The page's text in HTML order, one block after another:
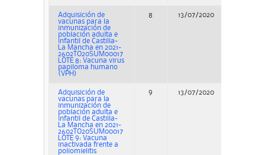
Adquisición de
vacunas para la
inmunización de
población adulta e
infantil de Castilla-
La Mancha en 2021-
2602TO20SUM00017
LOTE 8: Vacuna virus
papiloma humano
(VPH)
8 13/07/2020
Adquisición de
vacunas para la
inmunización de
población adulta e
infantil de Castilla-
La Mancha en 2021-
2602TO20SUM00017
LOTE 9: Vacuna
inactivada frente a
poliomielitis
9 13/07/2020